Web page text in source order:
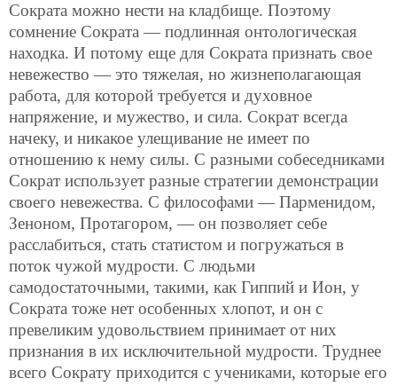
Сократа можно нести на кладбище. Поэтому
сомнение Сократа — подлинная онтологическая
находка. И потому еще для Сократа признать свое
невежество — это тяжелая, но жизнеполагающая
работа, для которой требуется и духовное
напряжение, и мужество, и сила. Сократ всегда
начеку, и никакое улещивание не имеет по
отношению к нему силы. С разными собеседниками
Сократ использует разные стратегии демонстрации
своего невежества. С философами — Парменидом,
Зеноном, Протагором, — он позволяет себе
расслабиться, стать статистом и погружаться в
поток чужой мудрости. С людьми
самодостаточными, такими, как Гиппий и Ион, у
Сократа тоже нет особенных хлопот, и он с
превеликим удовольствием принимает от них
признания в их исключительной мудрости. Труднее
всего Сократу приходится с учениками, которые его